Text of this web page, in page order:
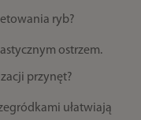
ryb?
ostrzem.
przynęt?
ułatwiają